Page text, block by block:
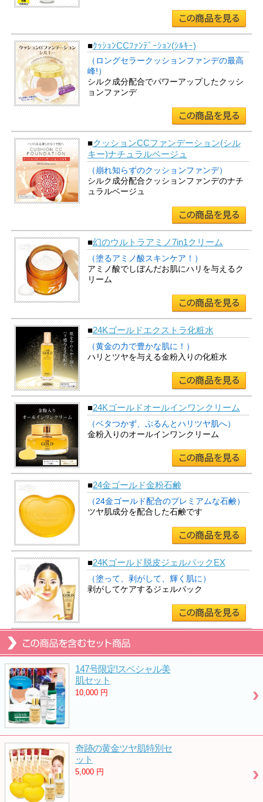
■ｸｯｼｮﾝCCﾌｧﾝﾃﾞｰｼｮﾝ(ｼﾙｷｰ)
（ロングセラークッションファンデの最高
峰!）
シルク成分配合でパワーアップしたクッシ
ョンファンデ
■クッションCCファンデーション(シル
キー)ナチュラルベージュ
（崩れ知らずのクッションファンデ）
シルク成分配合クッションファンデのナチ
ュラルベージュ
■幻のウルトラアミノ7in1クリーム
（塗るアミノ酸スキンケア！）
アミノ酸でしぼんだお肌にハリを与えるク
リーム
■24Kゴールドエクストラ化粧水
（黄金の力で豊かな肌に！）
ハリとツヤを与える金粉入りの化粧水
■24Kゴールドオールインワンクリーム
（ベタつかず、ぷるんとハリツヤ肌へ）
金粉入りのオールインワンクリーム
■24金ゴールド金粉石鹸
（24金ゴールド配合のプレミアムな石鹸）
ツヤ肌成分を配合した石鹸です
■24Kゴールド脱皮ジェルパックEX
（塗って、剥がして、輝く肌に）
剥がしてケアするジェルパック
147号限定!スペシャル美
肌セット
10,000 円
奇跡の黄金ツヤ肌特別セ
ット
5,000 円